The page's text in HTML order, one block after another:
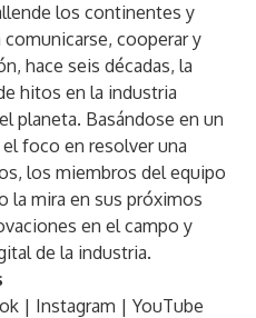
los continentes y
cooperar y
hace seis décadas, la
hitos en la industria
planeta. Basándose en un
foco en resolver una
los miembros del equipo
la mira en sus próximos
en el campo y
de la industria.
| Instagram | YouTube